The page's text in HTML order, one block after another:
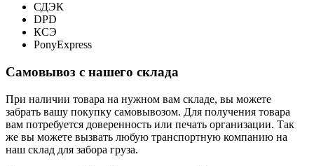
СДЭК
DPD
КСЭ
PonyExpress
Самовывоз с нашего склада
При наличии товара на нужном вам складе, вы можете
забрать вашу покупку самовывозом. Для получения товара
вам потребуется доверенность или печать организации. Так
же вы можете вызвать любую транспортную компанию на
наш склад для забора груза.